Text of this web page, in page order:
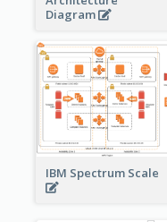
Diagram
IBM Spectrum Scale